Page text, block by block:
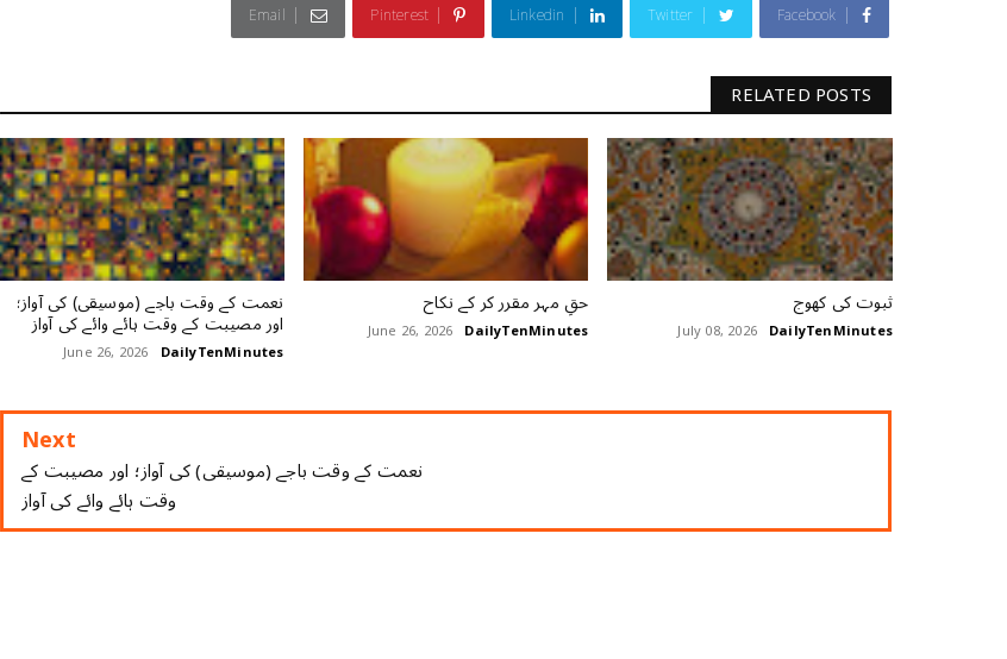
Facebook
Twitter
Linkedin
Pinterest
Email
RELATED POSTS
ثبوت کی کھوج
DailyTenMinutes
July 08, 2026
حقِ مہر مقرر کر کے نکاح
DailyTenMinutes
June 26, 2026
نعمت کے وقت باجے (موسیقی) کی آواز؛
اور مصیبت کے وقت ہائے وائے کی آواز
DailyTenMinutes
June 26, 2026
Next
نعمت کے وقت باجے (موسیقی) کی آواز؛ اور مصیبت کے
وقت ہائے وائے کی آواز